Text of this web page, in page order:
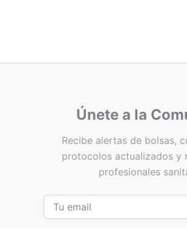
Únete a la
Recibe alertas de bolsas,
protocolos actualizados y
profesionales